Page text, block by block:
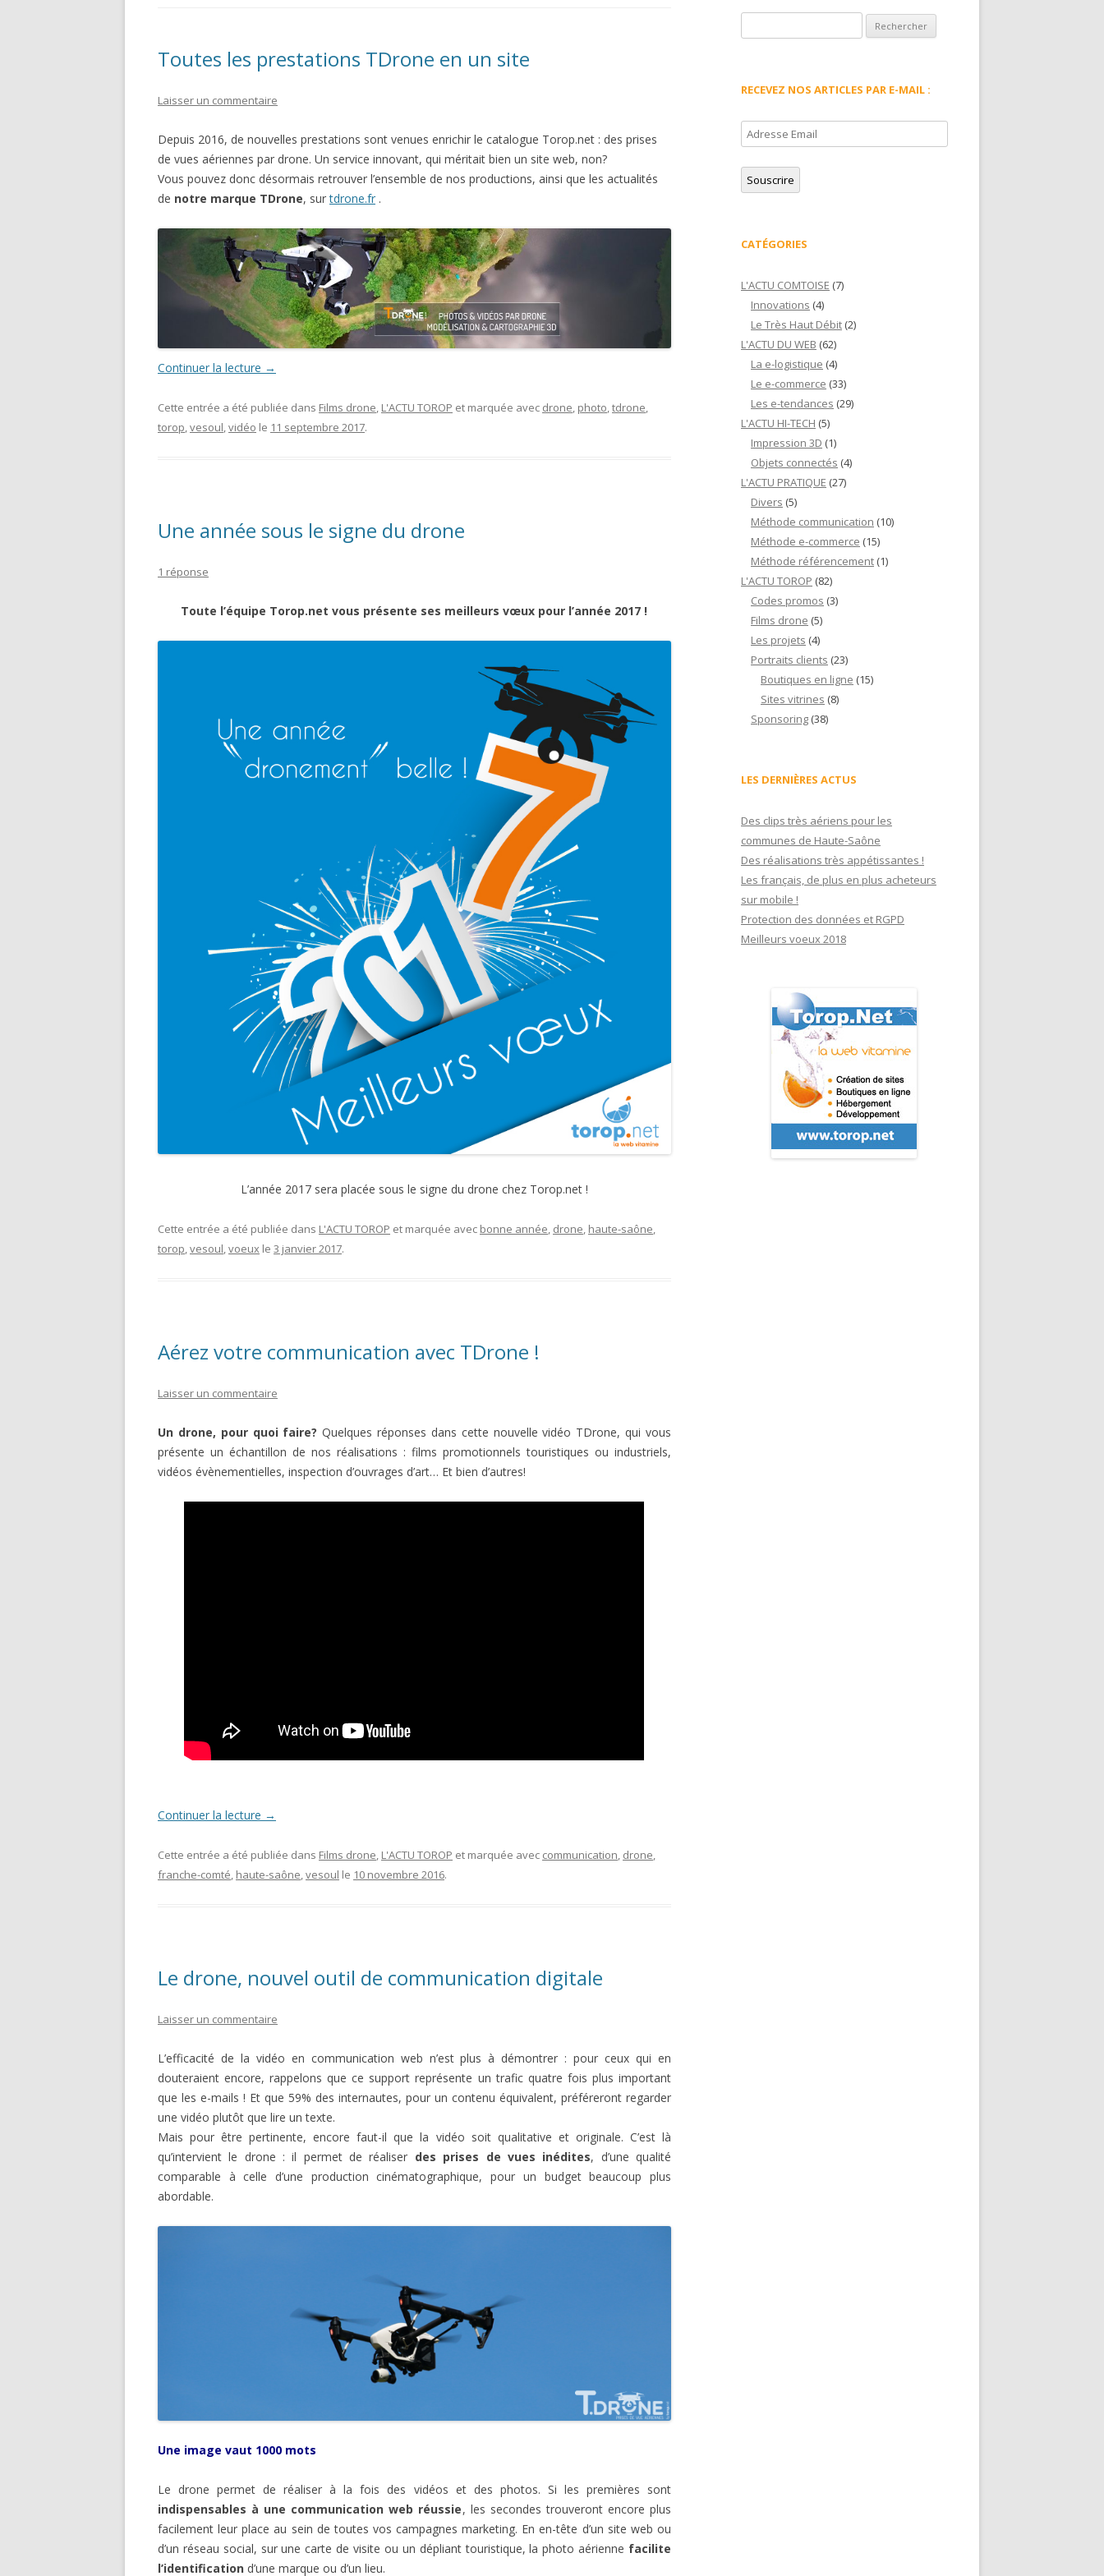
Toutes les prestations TDrone en un site
Laisser un commentaire
Depuis 2016, de nouvelles prestations sont venues enrichir le catalogue Torop.net : des prises
de vues aériennes par drone. Un service innovant, qui méritait bien un site web, non?
Vous pouvez donc désormais retrouver l’ensemble de nos productions, ainsi que les actualités
de notre marque TDrone, surtdrone.fr .
Continuer la lecture →
Cette entrée a été publiée dans Films drone, L'ACTU TOROP et marquée avec drone, photo,tdrone,
torop,vesoul,vidéo le 11 septembre 2017.
Une année sous le signe du drone
1 réponse
Toute l’équipe Torop.net vous présente ses meilleurs vœux pour l’année 2017 !
L’année 2017 sera placée sous le signe du drone chez Torop.net !
Cette entrée a été publiée dans L'ACTU TOROP et marquée avec bonne année, drone, haute-saône,
torop,vesoul,voeux le 3 janvier 2017.
Aérez votre communication avec TDrone !
Laisser un commentaire
Un drone, pour quoi faire? Quelques réponses dans cette nouvelle vidéo TDrone, qui vous
présente un échantillon de nos réalisations : films promotionnels touristiques ou industriels,
vidéos évènementielles, inspection d’ouvrages d’art… Et bien d’autres!
Continuer la lecture →
Cette entrée a été publiée dans Films drone, L'ACTU TOROP et marquée avec communication, drone,
franche-comté, haute-saône,vesoul le 10 novembre 2016.
Le drone, nouvel outil de communication digitale
Laisser un commentaire
L’efficacité de la vidéo en communication web n’est plus à démontrer : pour ceux qui en
douteraient encore, rappelons que ce support représente un trafic quatre fois plus important
que les e-mails ! Et que 59% des internautes, pour un contenu équivalent, préféreront regarder
une vidéo plutôt que lire un texte.
Mais pour être pertinente, encore faut-il que la vidéo soit qualitative et originale. C’est là
qu’intervient le drone : il permet de réaliser des prises de vues inédites, d’une qualité
comparable à celle d’une production cinématographique, pour un budget beaucoup plus
abordable.
Une image vaut 1000 mots
Le drone permet de réaliser à la fois des vidéos et des photos. Si les premières sont
indispensables à une communication web réussie, les secondes trouveront encore plus
facilement leur place au sein de toutes vos campagnes marketing. En en-tête d’un site web ou
d’un réseau social, sur une carte de visite ou un dépliant touristique, la photo aérienne facilite
l’identification d’une marque ou d’un lieu.
RECEVEZ NOS ARTICLES PAR E-MAIL :
Adresse
Email
Souscrire
CATÉGORIES
L'ACTU COMTOISE (7)
Innovations (4)
Le Très Haut Débit (2)
L'ACTU DU WEB (62)
La e-logistique (4)
Le e-commerce (33)
Les e-tendances (29)
L'ACTU HI-TECH (5)
Impression 3D (1)
Objets connectés (4)
L'ACTU PRATIQUE (27)
Divers (5)
Méthode communication (10)
Méthode e-commerce (15)
Méthode référencement (1)
L'ACTU TOROP (82)
Codes promos (3)
Films drone (5)
Les projets (4)
Portraits clients (23)
Boutiques en ligne (15)
Sites vitrines (8)
Sponsoring (38)
LES DERNIÈRES ACTUS
Des clips très aériens pour les
communes de Haute-Saône
Des réalisations très appétissantes !
Les français, de plus en plus acheteurs
sur mobile !
Protection des données et RGPD
Meilleurs voeux 2018